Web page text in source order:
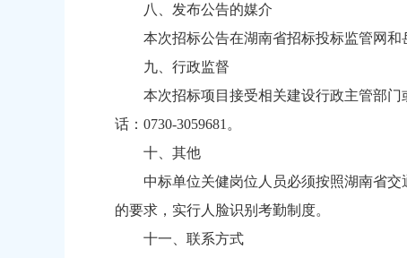
八、发布公告的媒介
本次招标公告在湖南省招标投标监管网和
九、行政监督
本次招标项目接受相关建设行政主管部
话：0730-3059681。
十、其他
中标单位关健岗位人员必须按照湖南省
的要求，实行人脸识别考勤制度。
十一、联系方式